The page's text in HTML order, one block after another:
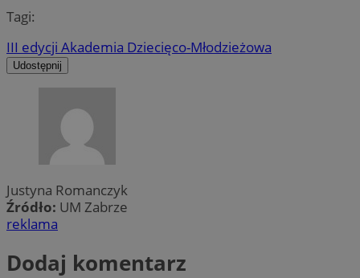
Tagi:
III edycji Akademia Dziecięco-Młodzieżowa
Udostępnij
Justyna Romanczyk
Źródło: UM Zabrze
reklama
Dodaj komentarz